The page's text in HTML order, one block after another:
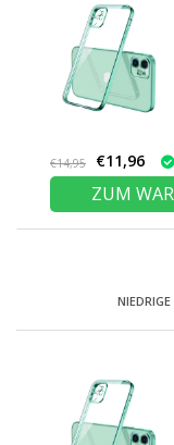
€14,95 €11,96
ZUM